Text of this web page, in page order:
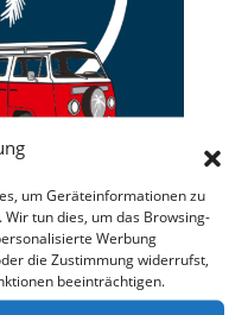
um Geräteinformationen zu
tun dies, um das Browsing-
Werbung
die Zustimmung widerrufst,
beeinträchtigen.
der Campermiete